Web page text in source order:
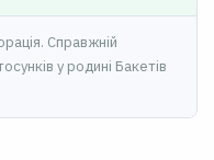
Справжній
у родині Бакетів